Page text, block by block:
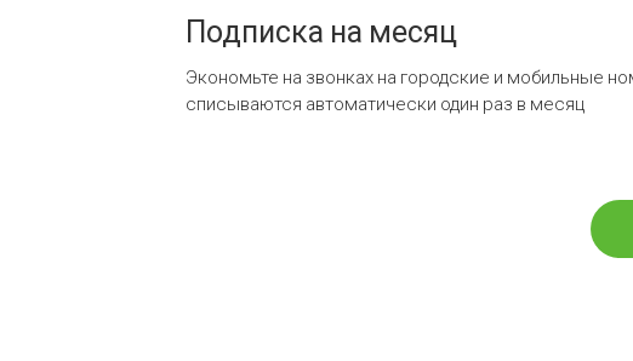
Подписка на месяц
Экономьте на звонках на городские и мобильные
списываются автоматически один раз в месяц